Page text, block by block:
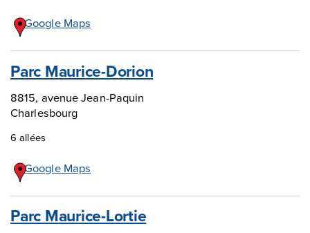
Google Maps
Parc Maurice-Dorion
8815, avenue Jean-Paquin
Charlesbourg
6 allées
Google Maps
Parc Maurice-Lortie